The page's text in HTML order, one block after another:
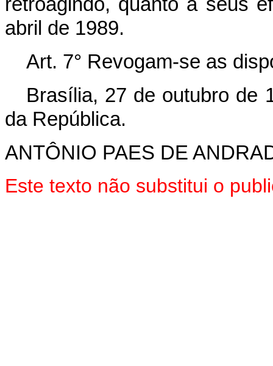
abril de 1989.
Art. 7° Revogam-se as
Brasília, 27 de outubro de
da República.
ANTÔNIO PAES DE
Este texto não substitui o